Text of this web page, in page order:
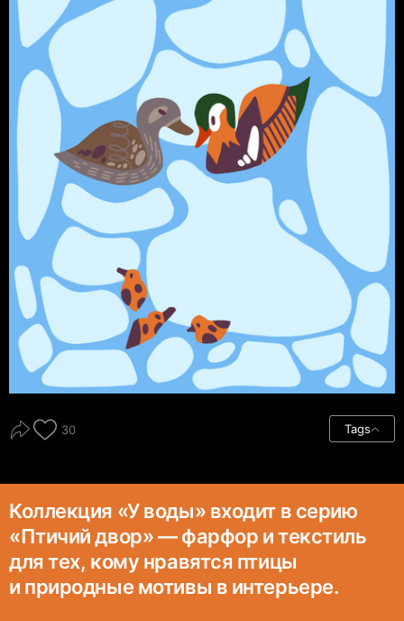
30 Tags
Коллекция «У воды» входит в серию
«Птичий двор» — фарфор и текстиль
для тех, кому нравятся птицы
и природные мотивы в интерьере.